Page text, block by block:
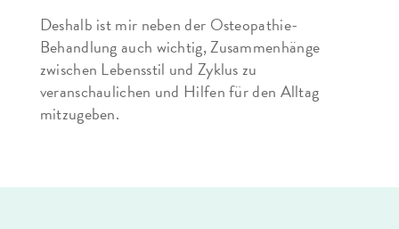
Deshalb ist mir neben der Osteopathie-
Behandlung auch wichtig, Zusammenhänge
zwischen Lebensstil und Zyklus zu
veranschaulichen und Hilfen für den Alltag
mitzugeben.